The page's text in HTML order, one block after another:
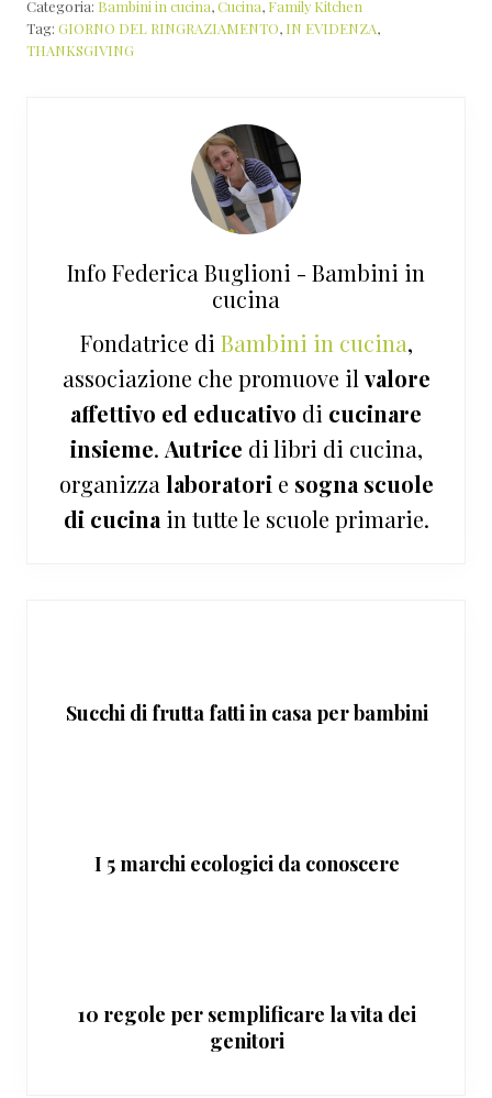
Categoria: Bambini in cucina,Cucina, Family Kitchen
Tag: GIORNO DEL RINGRAZIAMENTO, IN EVIDENZA,
THANKSGIVING
Info Federica Buglioni - Bambini in
cucina
Fondatrice di Bambini in cucina,
associazione che promuove il valore
affettivo ed educativo di cucinare
insieme. Autrice di libri di cucina,
organizza laboratori e sogna scuole
di cucina in tutte le scuole primarie.
Succhi di frutta fatti in casa per bambini
I 5 marchi ecologici da conoscere
10 regole per semplificare la vita dei
genitori